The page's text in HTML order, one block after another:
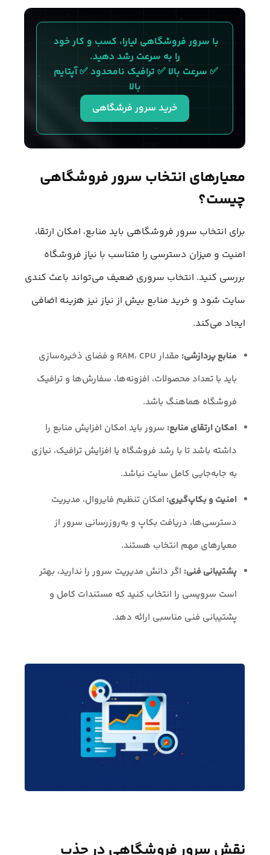
با سرور فروشگاهی لیارا، کسب‌ و کار خود
را به سرعت رشد دهید.
✅ سرعت بالا ✅ ترافیک نامحدود ✅ آپتایم
بالا
خرید سرور فرشگاهی
معیارهای انتخاب سرور فروشگاهی
چیست؟
برای انتخاب سرور فروشگاهی باید منابع، امکان ارتقا،
امنیت و میزان دسترسی را متناسب با نیاز فروشگاه
بررسی کنید. انتخاب سروری ضعیف می‌تواند باعث کندی
سایت شود و خرید منابع بیش از نیاز نیز هزینه اضافی
ایجاد می‌کند.
منابع پردازشی:
مقدار RAM، CPU و فضای ذخیره‌سازی
باید با تعداد محصولات، افزونه‌ها، سفارش‌ها و ترافیک
فروشگاه هماهنگ باشد.
امکان ارتقای منابع: سرور باید امکان افزایش منابع را
داشته باشد تا با رشد فروشگاه یا افزایش ترافیک، نیازی
به جابه‌جایی کامل سایت نباشد.
امنیت و بکاپ‌گیری: امکان تنظیم فایروال، مدیریت
دسترسی‌ها، دریافت بکاپ و به‌روزرسانی سرور از
معیارهای مهم انتخاب هستند.
پشتیبانی فنی: اگر دانش مدیریت سرور را ندارید، بهتر
است سرویسی را انتخاب کنید که مستندات کامل و
پشتیبانی فنی مناسبی ارائه دهد.
نقش سرور فروشگاهی در جذب